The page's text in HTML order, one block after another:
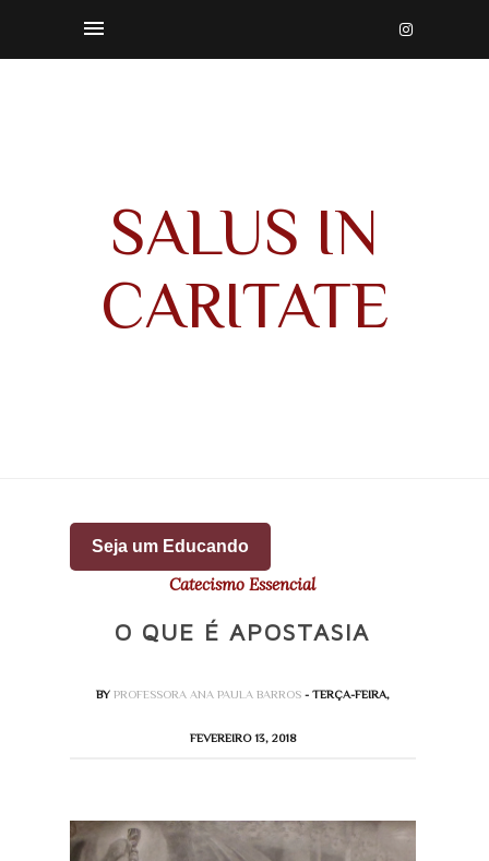
SALUS IN
CARITATE
Seja um Educando
Catecismo Essencial
O QUE É APOSTASIA
BY PROFESSORA ANA PAULA BARROS - TERÇA-FEIRA,
FEVEREIRO 13, 2018